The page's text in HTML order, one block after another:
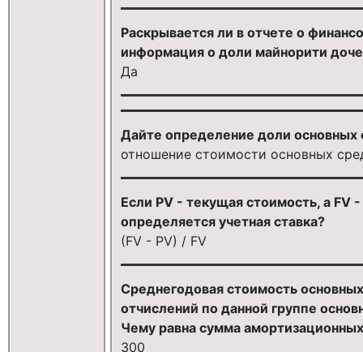
Раскрывается ли в отчете о
информация о доли майнорити
Да
Дайте определение доли основных
отношение стоимости основных
Если PV - текущая стоимость, а
определяется учетная ставка?
(FV - PV) / FV
Среднегодовая стоимость
отчислений по данной группе
Чему равна сумма
300